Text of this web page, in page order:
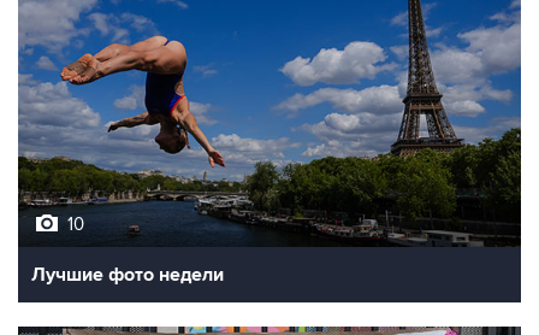
10
Лучшие фото недели